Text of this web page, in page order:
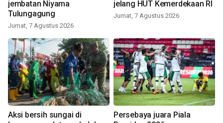
jembatan Niyama
Tulungagung
Jumat, 7 Agustus 2026
jelang HUT Kemerdekaan RI
Jumat, 7 Agustus 2026
Aksi bersih sungai di
Persebaya juara Piala